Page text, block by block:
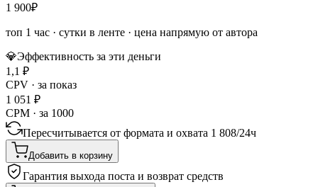
1 900₽
топ 1 час · сутки в ленте · цена напрямую от автора
💎Эффективность за эти деньги
1,1 ₽
CPV · за показ
1 051 ₽
CPM · за 1000
Пересчитывается от формата и охвата 1 808/24ч
Добавить в корзину
Гарантия выхода поста и возврат средств